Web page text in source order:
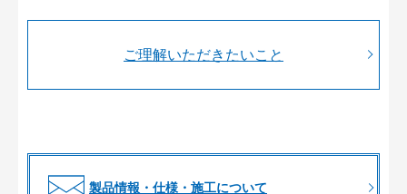
ご理解いただきたいこと
製品情報・仕様・施工について